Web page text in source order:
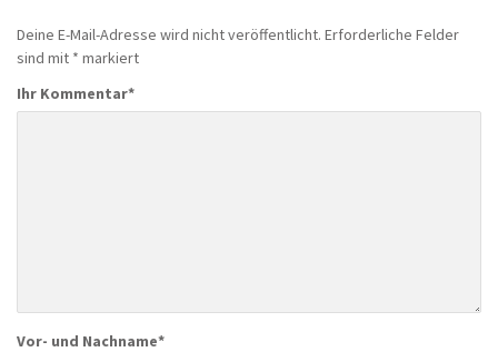
Deine E-Mail-Adresse wird nicht veröffentlicht. Erforderliche Felder
sind mit * markiert
Ihr Kommentar*
Vor- und Nachname*